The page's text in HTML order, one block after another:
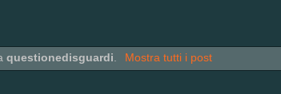
questionedisguardi. Mostra tutti i post